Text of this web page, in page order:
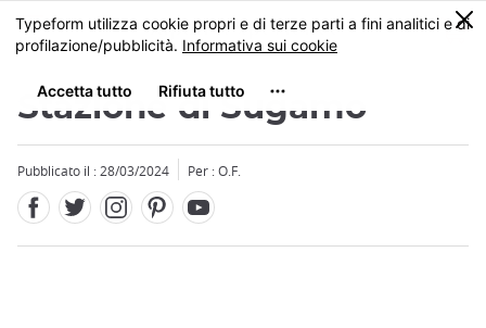
Skip
to
content
MENU
0
Stazione di Sugamo
Pubblicato il : 28/03/2024 Per : O.F.
Close